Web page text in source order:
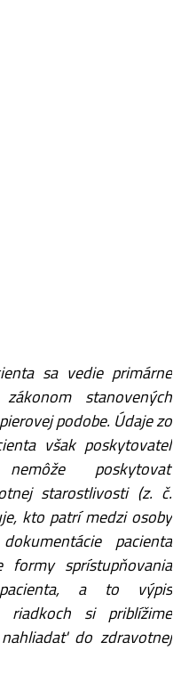
sa vedie primárne
stanovených
podobe. Údaje zo
však poskytovateľ
poskytovať
starostlivosti (z. č.
kto patrí medzi osoby
pacienta
sprístupňovania
a to výpis
riadkoch si priblížime
do zdravotnej